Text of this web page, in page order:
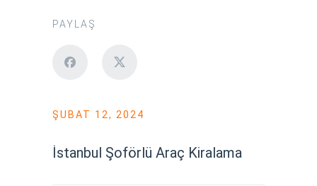
PAYLAŞ
ŞUBAT 12, 2024
İstanbul Şoförlü Araç Kiralama